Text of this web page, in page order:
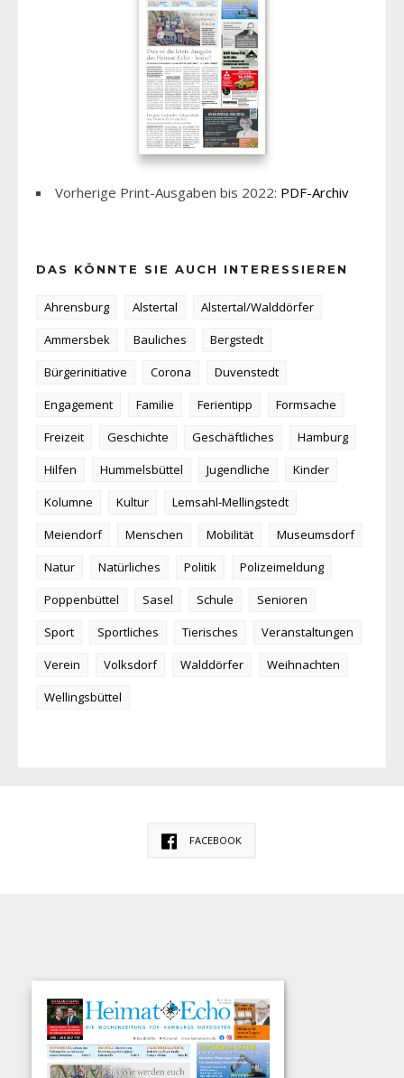
Vorherige Print-Ausgaben bis 2022: PDF-Archiv
DAS KÖNNTE SIE AUCH INTERESSIEREN
Ahrensburg Alstertal
Alstertal/Walddörfer
Ammersbek
Bauliches
Bergstedt
Bürgerinitiative
Corona
Duvenstedt
Engagement
Familie Ferientipp
Formsache
Freizeit
Geschichte Geschäftliches
Hamburg
Hilfen
Hummelsbüttel Jugendliche
Kinder
Kolumne
Kultur
Lemsahl-Mellingstedt
Meiendorf
Menschen Mobilität
Museumsdorf
Natur
Natürliches Politik
Polizeimeldung
Poppenbüttel
Sasel Schule
Senioren
Sport
Sportliches Tierisches
Veranstaltungen
Verein
Volksdorf Walddörfer
Weihnachten
Wellingsbüttel
FACEBOOK